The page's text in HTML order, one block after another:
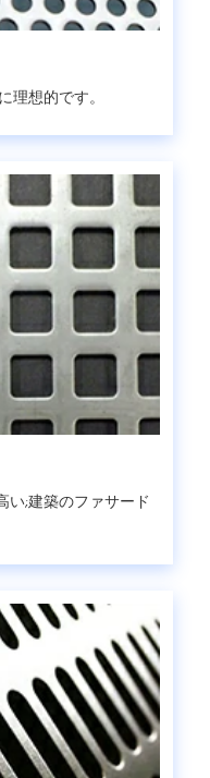
理想的です。
い;建築のファサード